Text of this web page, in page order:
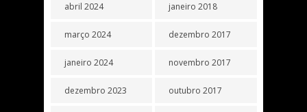
abril 2024
março 2024
janeiro 2024
dezembro 2023
janeiro 2018
dezembro 2017
novembro 2017
outubro 2017